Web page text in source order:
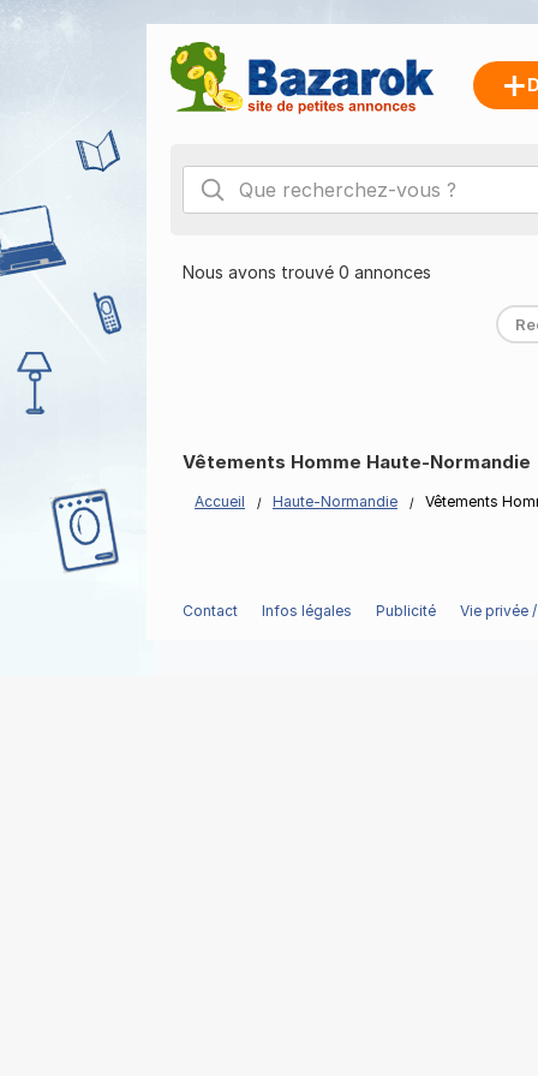
Nous avons trouvé 0 annonces
Vêtements Homme Haute-Normandie
Accueil Haute-Normandie Vêtements
Contact Infos légales Publicité Vie privée